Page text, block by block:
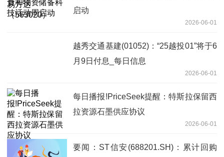
启动
2026-06-01
越秀交通基建(01052)：“25越投01”将于6
月9日付息_每日信息
2026-06-01
每日播报!PriceSeek提醒：特斯拉保留西
拉资源石墨供应协议
2026-06-01
要闻：ST信安(688201.SH)：累计回购